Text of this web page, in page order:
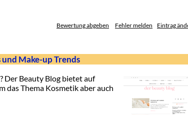
Bewertung abgeben Fehler melden Eintrag
Make-up Trends
Der Beauty Blog bietet auf
das Thema Kosmetik aber auch